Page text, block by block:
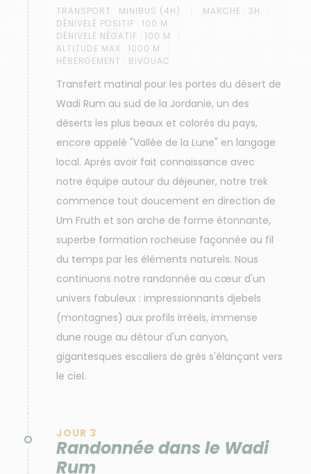
TRANSPORT : MINIBUS (4H) MARCHE : 3H
DÉNIVELÉ POSITIF : 100 M
DÉNIVELÉ NÉGATIF : 100 M
ALTITUDE MAX : 1000 M
HÉBERGEMENT : BIVOUAC
Transfert matinal pour les portes du désert de
Wadi Rum au sud de la Jordanie, un des
déserts les plus beaux et colorés du pays,
encore appelé "Vallée de la Lune" en langage
local. Après avoir fait connaissance avec
notre équipe autour du déjeuner, notre trek
commence tout doucement en direction de
Um Fruth et son arche de forme étonnante,
superbe formation rocheuse façonnée au fil
du temps par les éléments naturels. Nous
continuons notre randonnée au cœur d'un
univers fabuleux : impressionnants djebels
(montagnes) aux profils irréels, immense
dune rouge au détour d'un canyon,
gigantesques escaliers de grès s'élançant vers
le ciel.
JOUR 3
Randonnée dans le Wadi
Rum